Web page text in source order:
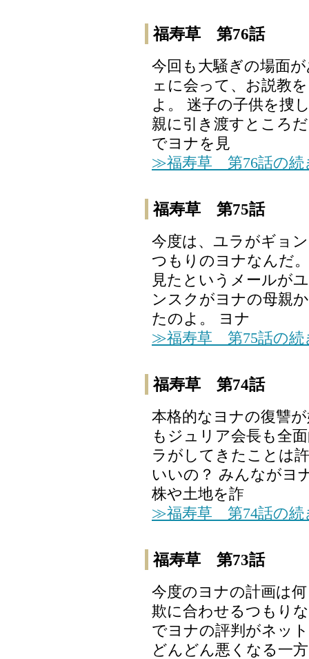
福寿草 第76話
今回も大騒ぎの場面
ェに会って、お説教
よ。 迷子の子供を捜
親に引き渡すところ
でヨナを見
≫福寿草 第76話の続
福寿草 第75話
今度は、ユラがギョ
つもりのヨナなんだ
見たというメールが
ンスクがヨナの母親
たのよ。 ヨナ
≫福寿草 第75話の続
福寿草 第74話
本格的なヨナの復讐
もジュリア会長も全
ラがしてきたことは
いいの？ みんながヨ
株や土地を詐
≫福寿草 第74話の続
福寿草 第73話
今度のヨナの計画は
欺に合わせるつもり
でヨナの評判がネッ
どんどん悪くなる一